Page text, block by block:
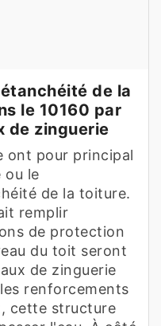
de la
le 10160 par
de zinguerie
ont pour principal
ou le
de la toiture.
remplir
de protection
du toit seront
de zinguerie
renforcements
cette structure